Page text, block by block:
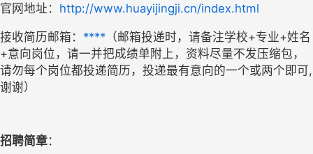
官网地址： http://www.huayijingji.cn/index.html
接收简历邮箱： **** （邮箱投递时，请备注学校+专业+姓名
+意向岗位，请一并把成绩单附上，资料尽量不发压缩包，
请勿每个岗位都投递简历，投递最有意向的一个或两个即可,
谢谢）
招聘简章：